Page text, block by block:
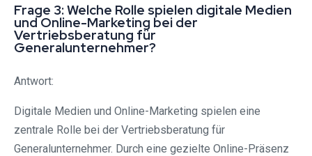
Frage 3: Welche Rolle spielen digitale Medien
und Online-Marketing bei der
Vertriebsberatung für
Generalunternehmer?
Antwort:
Digitale Medien und Online-Marketing spielen eine
zentrale Rolle bei der Vertriebsberatung für
Generalunternehmer. Durch eine gezielte Online-Präsenz